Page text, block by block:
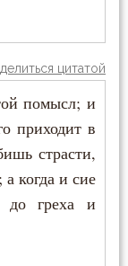
цитатой
помысл; и
приходит в
страсти,
когда и сие
до греха и